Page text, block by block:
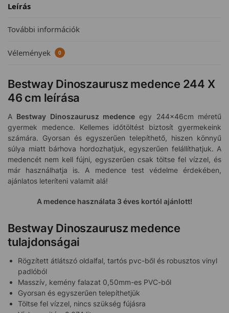
Leírás
További információk
Vélemények 0
Bestway Dinoszaurusz medence 244 X
46 cm leírása
A Bestway Dinoszaurusz medence egy 244x46cm méretű
gyermek medence. Kellemes időtöltést biztosít gyermekeink
számára. Gyorsan és egyszerűen telepíthető, hiszen könnyű
súlya miatt bárhova hordozhatjuk, egyszerűen felállíthatjuk. A
medencét nem kell fújni, egyszerűen csak töltse fel vízzel, és
már használhatja is. A medence test védelme érdekében,
ajánlatos leteríteni valamit alá!
A medence használata 3 éves kortól ajánlott!
Bestway Dinoszaurusz medence
tulajdonságai
Rögzített átlátszó oldalfal, tartós pvc-ből és robusztos vinyl
padlóból
Masszív, kemény falazat 0,50mm-es PVC-ből
Gyorsan és egyszerűen telepíthetjük
Töltse fel vízzel, nincs szükség fújásra